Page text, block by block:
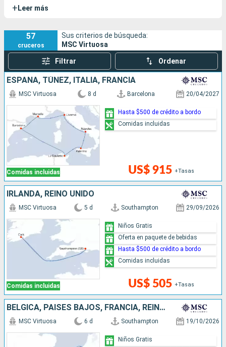
+ Leer más
57
cruceros
Sus criterios de búsqueda:
MSC Virtuosa
Filtrar Ordenar
ESPAÑA, TÚNEZ, ITALIA, FRANCIA
Comidas incluidas
MSC Virtuosa 8 d Barcelona 20/04/2027
US$ 915 +Tasas
Hasta $500 de crédito a bordo
Comidas incluidas
IRLANDA, REINO UNIDO
Comidas incluidas
MSC Virtuosa 5 d Southampton 29/09/2026
US$ 505 +Tasas
Niños Gratis
Oferta en paquete de bebidas
Hasta $500 de crédito a bordo
Comidas incluidas
BÉLGICA, PAISES BAJOS, FRANCIA, REINO UNIDO
MSC Virtuosa 6 d Southampton 19/10/2026
Niños Gratis